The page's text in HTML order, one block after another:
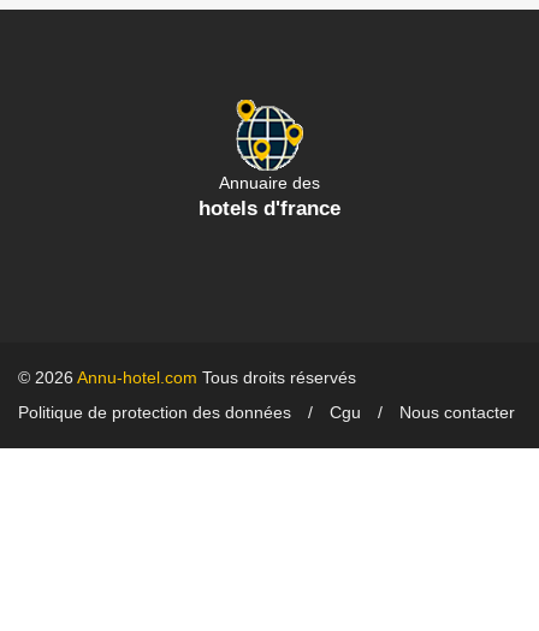
Annuaire des
hotels d'france
© 2026 Annu-hotel.com Tous droits réservés
Politique de protection des données
Cgu Nous contacter